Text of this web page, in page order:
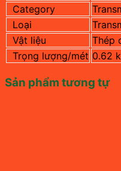
Category
Loại
Vật liệu
Thép
Trọng lượng/mét 0.62
Sản phẩm tương tự